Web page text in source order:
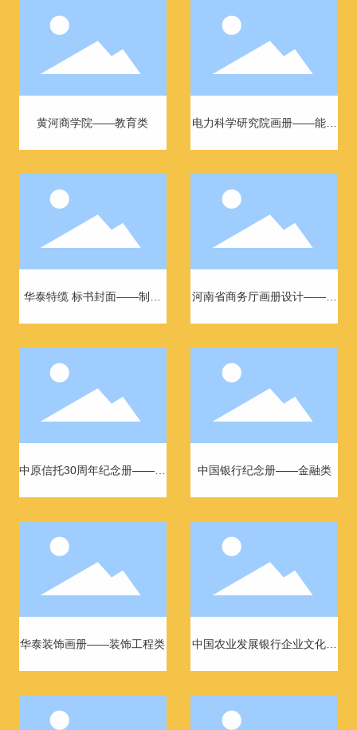
黄河商学院——教育类
电力科学研究院画册——能源
华泰特缆 标书封面——制造
河南省商务厅画册设计——政
中原信托30周年纪念册——金
中国银行纪念册——金融类
华泰装饰画册——装饰工程类
中国农业发展银行企业文化巡